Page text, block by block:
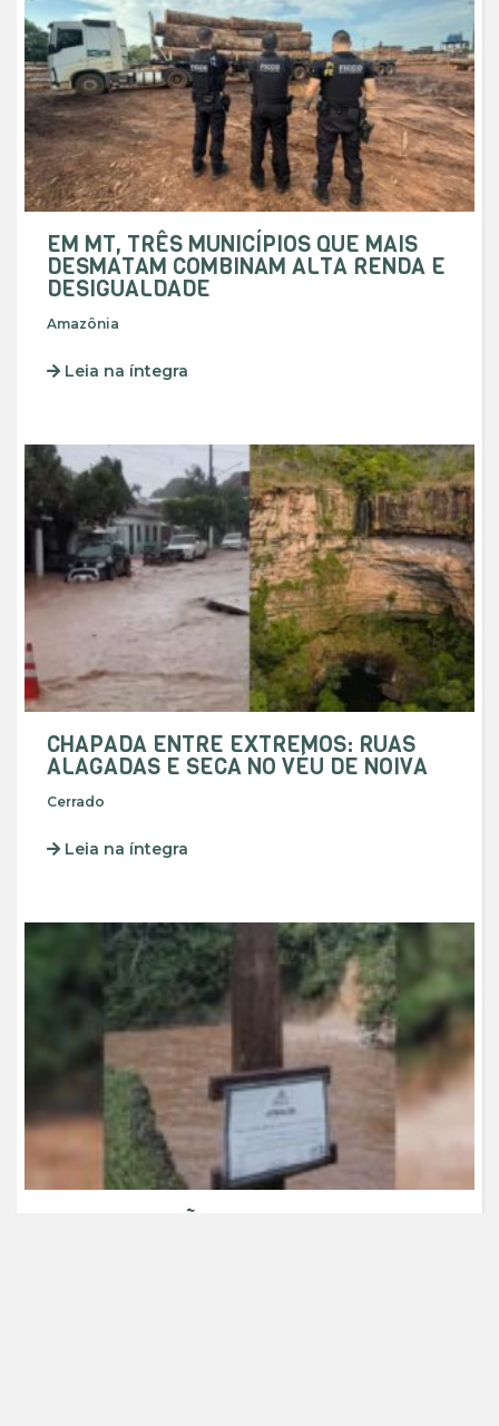
EM MT, TRÊS MUNICÍPIOS QUE MAIS
DESMATAM COMBINAM ALTA RENDA E
DESIGUALDADE
Amazônia
Leia na íntegra
CHAPADA ENTRE EXTREMOS: RUAS
ALAGADAS E SECA NO VÉU DE NOIVA
Cerrado
Leia na íntegra
CONTAMINAÇÃO AVANÇA NA CHAPADA